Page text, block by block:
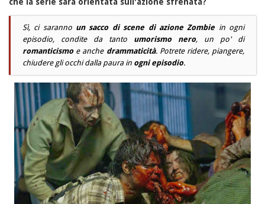
Sì, ci saranno un sacco di scene di azione Zombie in ogni
episodio, condite da tanto umorismo nero, un po' di
romanticismo e anche drammaticità. Potrete ridere, piangere,
chiudere gli occhi dalla paura in ogni episodio.